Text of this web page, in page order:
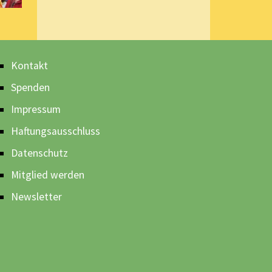
Kontakt
Spenden
Impressum
Haftungsausschluss
Datenschutz
Mitglied werden
Newsletter